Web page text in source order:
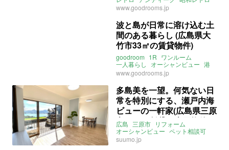
昭和 タイル 賃料
山陽本線
可部線
広島電鉄横川線 横川駅
ライター：増成かおり 賃貸
www.goodrooms.jp
波と島が日常に溶け込む土
間のある暮らし (広島県大
竹市33㎡の賃貸物件)
goodroom 1R ワンルーム
一人暮らし
オーシャンビュー 港
海っぺり 土間 カウンター
玖波 山陽本線
大竹駅 ライター：増成かおり
賃貸
www.goodrooms.jp
多島美を一望。何気ない日
常を特別にする、瀬戸内海
ビューの一軒家(広島県三原
市90㎡の賃貸・売買物件)
広島 三原市 リフォーム
オーシャンビュー ペット相談可
海 一軒家
海が見える
suumo.jp